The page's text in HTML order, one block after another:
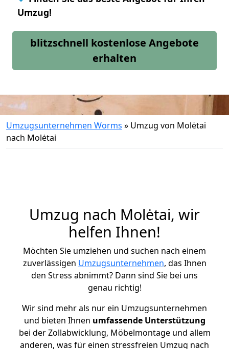
Umzug!
blitzschnell kostenlose Angebote
erhalten
Umzugsunternehmen Worms » Umzug von Molėtai
nach Molėtai
Umzug nach Molėtai, wir
helfen Ihnen!
Möchten Sie umziehen und suchen nach einem
zuverlässigen Umzugsunternehmen, das Ihnen
den Stress abnimmt? Dann sind Sie bei uns
genau richtig!
Wir sind mehr als nur ein Umzugsunternehmen
und bieten Ihnen umfassende Unterstützung
bei der Zollabwicklung, Möbelmontage und allem
anderen, was für einen stressfreien Umzug nach